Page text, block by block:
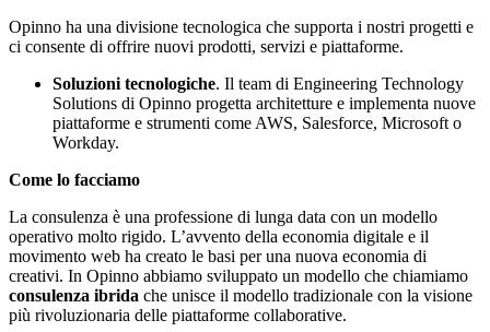
Opinno ha una divisione tecnologica che supporta i nostri progetti e
ci consente di offrire nuovi prodotti, servizi e piattaforme.
Soluzioni tecnologiche. Il team di Engineering Technology
Solutions di Opinno progetta architetture e implementa nuove
piattaforme e strumenti come AWS, Salesforce, Microsoft o
Workday.
Come lo facciamo
La consulenza è una professione di lunga data con un modello
operativo molto rigido. L’avvento della economia digitale e il
movimento web ha creato le basi per una nuova economia di
creativi. In Opinno abbiamo sviluppato un modello che chiamiamo
consulenza ibrida che unisce il modello tradizionale con la visione
più rivoluzionaria delle piattaforme collaborative.